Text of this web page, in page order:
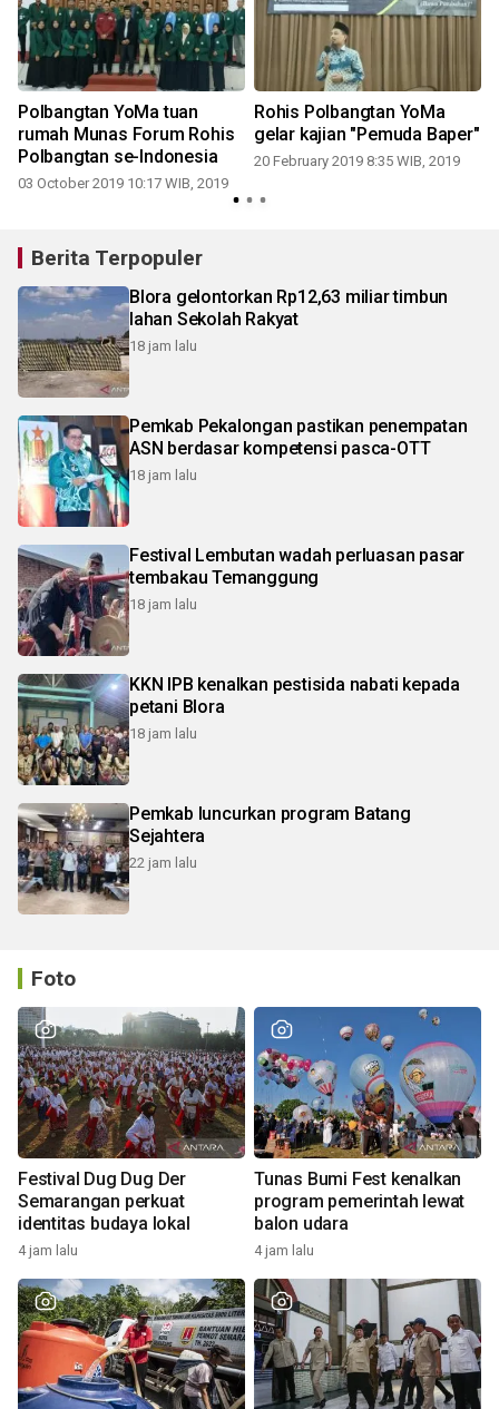
Polbangtan YoMa tuan
rumah Munas Forum Rohis
Polbangtan se-Indonesia
03 October 2019 10:17 WIB, 2019
Rohis Polbangtan YoMa
gelar kajian "Pemuda Baper"
20 February 2019 8:35 WIB, 2019
Berita Terpopuler
Blora gelontorkan Rp12,63 miliar timbun
lahan Sekolah Rakyat
18 jam lalu
Pemkab Pekalongan pastikan penempatan
ASN berdasar kompetensi pasca-OTT
18 jam lalu
Festival Lembutan wadah perluasan pasar
tembakau Temanggung
18 jam lalu
KKN IPB kenalkan pestisida nabati kepada
petani Blora
18 jam lalu
Pemkab luncurkan program Batang
Sejahtera
22 jam lalu
Foto
Festival Dug Dug Der
Semarangan perkuat
identitas budaya lokal
4 jam lalu
Tunas Bumi Fest kenalkan
program pemerintah lewat
balon udara
4 jam lalu